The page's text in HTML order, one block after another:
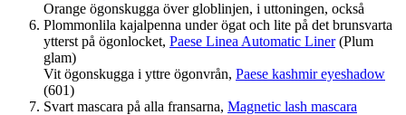
Orange ögonskugga över globlinjen, i uttoningen, också
Plommonlila kajalpenna under ögat och lite på det brunsvarta
ytterst på ögonlocket, Paese Linea Automatic Liner(Plum
glam)
Vit ögonskugga i yttre ögonvrån, Paese kashmir eyeshadow
(601)
Svart mascara på alla fransarna, Magnetic lash mascara